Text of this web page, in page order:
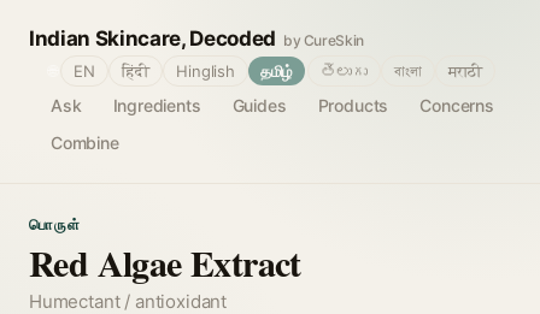
Indian Skincare, Decoded by CureSkin
Ask Ingredients Guides Products
Concerns
Combine
EN हिंदी Hinglish தமிழ் తెలుగు বাংলা मराठी
பொருள்
Red Algae Extract
Humectant / antioxidant